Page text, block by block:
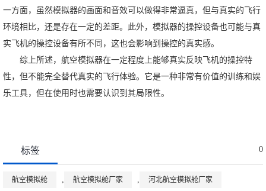
一方面，虽然模拟器的画面和音效可以做得非常逼真，但与真实的飞行
环境相比，还是存在一定的差距。此外，模拟器的操控设备也可能与真
实飞机的操控设备有所不同，这也会影响到操控的真实感。
综上所述，航空模拟器在一定程度上能够真实反映飞机的操控特
性，但不能完全替代真实的飞行体验。它是一种非常有价值的训练和娱
乐工具，但在使用时也需要认识到其局限性。
标签 0
航空模拟舱 , 航空模拟舱厂家 , 河北航空模拟舱厂家